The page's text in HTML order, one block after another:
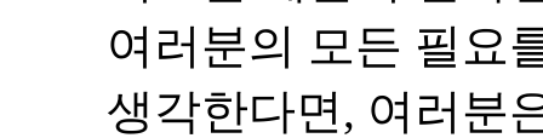
여러분의 모든 필요
생각한다면, 여러분